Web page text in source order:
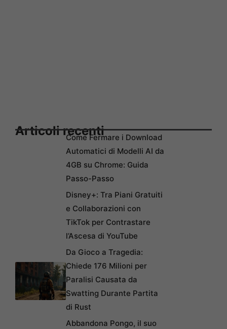
Articoli recentiCome Fermare i Download
Automatici di Modelli AI da
4GB su Chrome: Guida
Passo-Passo
Disney+: Tra Piani Gratuiti
e Collaborazioni con
TikTok per Contrastare
l’Ascesa di YouTube
Da Gioco a Tragedia:
Chiede 176 Milioni per
Paralisi Causata da
Swatting Durante Partita
di Rust
Abbandona Pongo, il suo